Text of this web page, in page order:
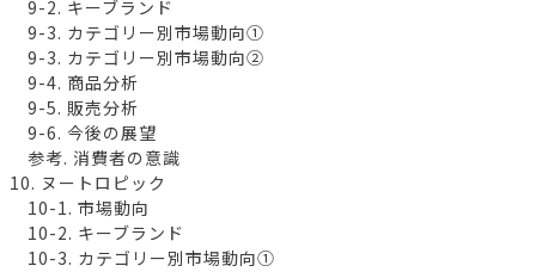
9-2. キーブランド
9-3. カテゴリー別市場動向①
9-3. カテゴリー別市場動向②
9-4. 商品分析
9-5. 販売分析
9-6. 今後の展望
参考. 消費者の意識
10. ヌートロピック
10-1. 市場動向
10-2. キーブランド
10-3. カテゴリー別市場動向①